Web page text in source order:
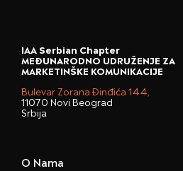
IAA Serbian Chapter
MEĐUNARODNO UDRUŽENJE ZA
MARKETINŠKE KOMUNIKACIJE
Bulevar Zorana Đinđića 144,
11070 Novi Beograd
Srbija
O Nama